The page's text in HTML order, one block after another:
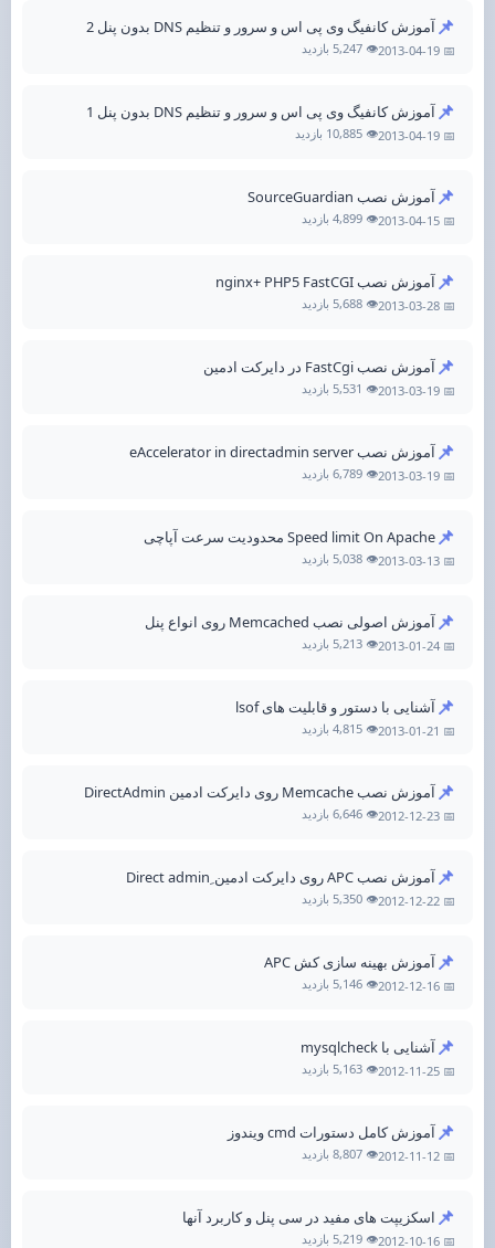
📌آموزش کانفیگ وی پی اس و سرور و تنظیم DNS بدون پنل 2
📅 2013-04-19 👁️ 5,247 بازدید
📌آموزش کانفیگ وی پی اس و سرور و تنظیم DNS بدون پنل 1
📅 2013-04-19 👁️ 10,885 بازدید
📌آموزش نصب SourceGuardian
📅 2013-04-15 👁️ 4,899 بازدید
📌آموزش نصب nginx+ PHP5 FastCGI
📅 2013-03-28 👁️ 5,688 بازدید
📌آموزش نصب FastCgi در دایرکت ادمین
📅 2013-03-19 👁️ 5,531 بازدید
📌آموزش نصب eAccelerator in directadmin server
📅 2013-03-19 👁️ 6,789 بازدید
📌Speed limit On Apache محدودیت سرعت آپاچی
📅 2013-03-13 👁️ 5,038 بازدید
📌آموزش اصولی نصب Memcached روی انواع پنل
📅 2013-01-24 👁️ 5,213 بازدید
📌آشنایی با دستور و قابلیت های lsof
📅 2013-01-21 👁️ 4,815 بازدید
📌آموزش نصب Memcache روی دایرکت ادمین DirectAdmin
📅 2012-12-23 👁️ 6,646 بازدید
📌آموزش نصب APC روی دایرکت ادمین ِDirect admin
📅 2012-12-22 👁️ 5,350 بازدید
📌آموزش بهینه سازی کش APC
📅 2012-12-16 👁️ 5,146 بازدید
📌آشنایی با mysqlcheck
📅 2012-11-25 👁️ 5,163 بازدید
📌آموزش کامل دستورات cmd ویندوز
📅 2012-11-12 👁️ 8,807 بازدید
📌 اسکزیپت های مفید در سی پنل و کاربرد آنها
📅 2012-10-16 👁️ 5,219 بازدید